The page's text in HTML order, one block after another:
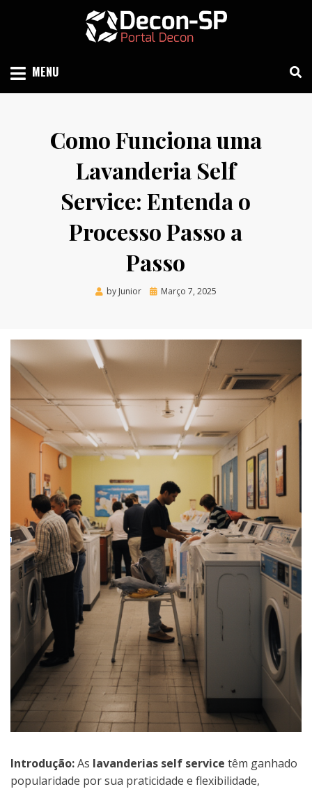
MENU
Como Funciona uma
Lavanderia Self
Service: Entenda o
Processo Passo a
Passo
by Junior
PostedMarço 7, 2025
Introdução:As lavanderias self service têm ganhado
popularidade por sua praticidade e flexibilidade,